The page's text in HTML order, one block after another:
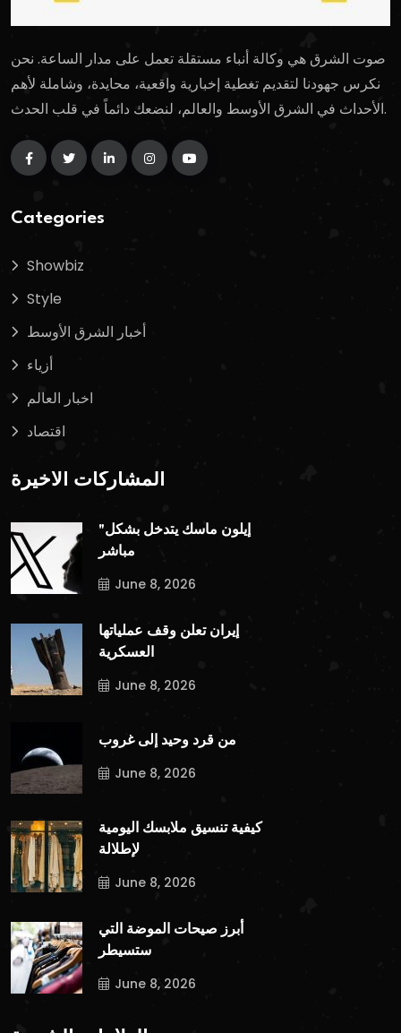
صوت الشرق هي وكالة أنباء مستقلة تعمل على مدار الساعة. نحن
نكرس جهودنا لتقديم تغطية إخبارية واقعية، محايدة، وشاملة لأهم
الأحداث في الشرق الأوسط والعالم، لنضعك دائماً في قلب الحدث.
Categories
Showbiz
Style
أخبار الشرق الأوسط
أزياء
اخبار العالم
اقتصاد
المشاركات الأخيرة
"إيلون ماسك يتدخل بشكل
مباشر
June 8, 2026
إيران تعلن وقف عملياتها
العسكرية
June 8, 2026
من قرد وحيد إلى غروب
June 8, 2026
كيفية تنسيق ملابسك اليومية
لإطلالة
June 8, 2026
أبرز صيحات الموضة التي
ستسيطر
June 8, 2026